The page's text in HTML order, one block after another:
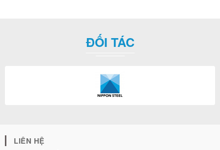
ĐỐI TÁC
LIÊN HỆ